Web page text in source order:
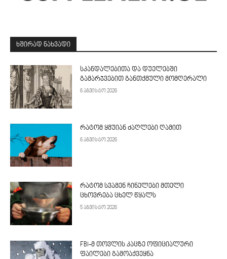
ᲮᲨᲘᲠᲐᲓ ᲜᲐᲮᲕᲐᲓᲘ
სკანდალებითა და დუელებში
გამარჯვებით განთქმული მომღერალი
6 აგვისტო 2026
რატომ ყმუიან ძაღლები ღამით
6 აგვისტო 2026
რატომ სვამენ ჩინელები მთელი
ცხოვრება ცხელ წყალს
5 აგვისტო 2026
FBI-მ თოვლის კაცზე ოფიციალური
ფაილები გამოაქვეყნა